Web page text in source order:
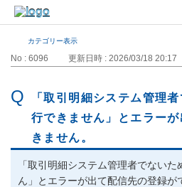
カテゴリー表示
No : 6096 更新日時 : 2026/03/18 20:17
「取引明細システム管理
行できません」とエラー
きません。
「取引明細システム管理者でない
ん」とエラーが出て配信先の登録が